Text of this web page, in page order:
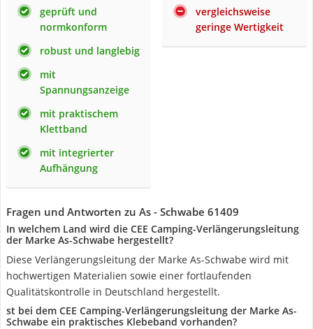
geprüft und
normkonform
robust und langlebig
mit
Spannungsanzeige
mit praktischem
Klettband
mit integrierter
Aufhängung
vergleichsweise
geringe Wertigkeit
Fragen und Antworten zu As - Schwabe 61409
In welchem Land wird die CEE Camping-Verlängerungsleitung
der Marke As-Schwabe hergestellt?
Diese Verlängerungsleitung der Marke As-Schwabe wird mit
hochwertigen Materialien sowie einer fortlaufenden
Qualitätskontrolle in Deutschland hergestellt.
st bei dem CEE Camping-Verlängerungsleitung der Marke As-
Schwabe ein praktisches Klebeband vorhanden?